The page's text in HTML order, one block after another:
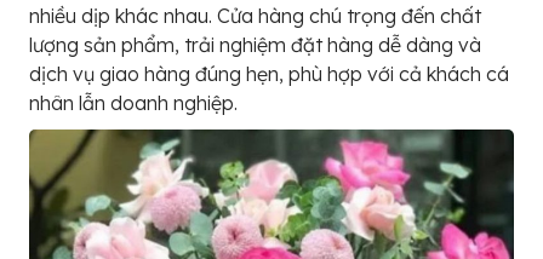
nhiều dịp khác nhau. Cửa hàng chú trọng đến chất
lượng sản phẩm, trải nghiệm đặt hàng dễ dàng và
dịch vụ giao hàng đúng hẹn, phù hợp với cả khách cá
nhân lẫn doanh nghiệp.